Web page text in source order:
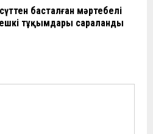
басталған мәртебелі
ешкі тұқымдары сараланды